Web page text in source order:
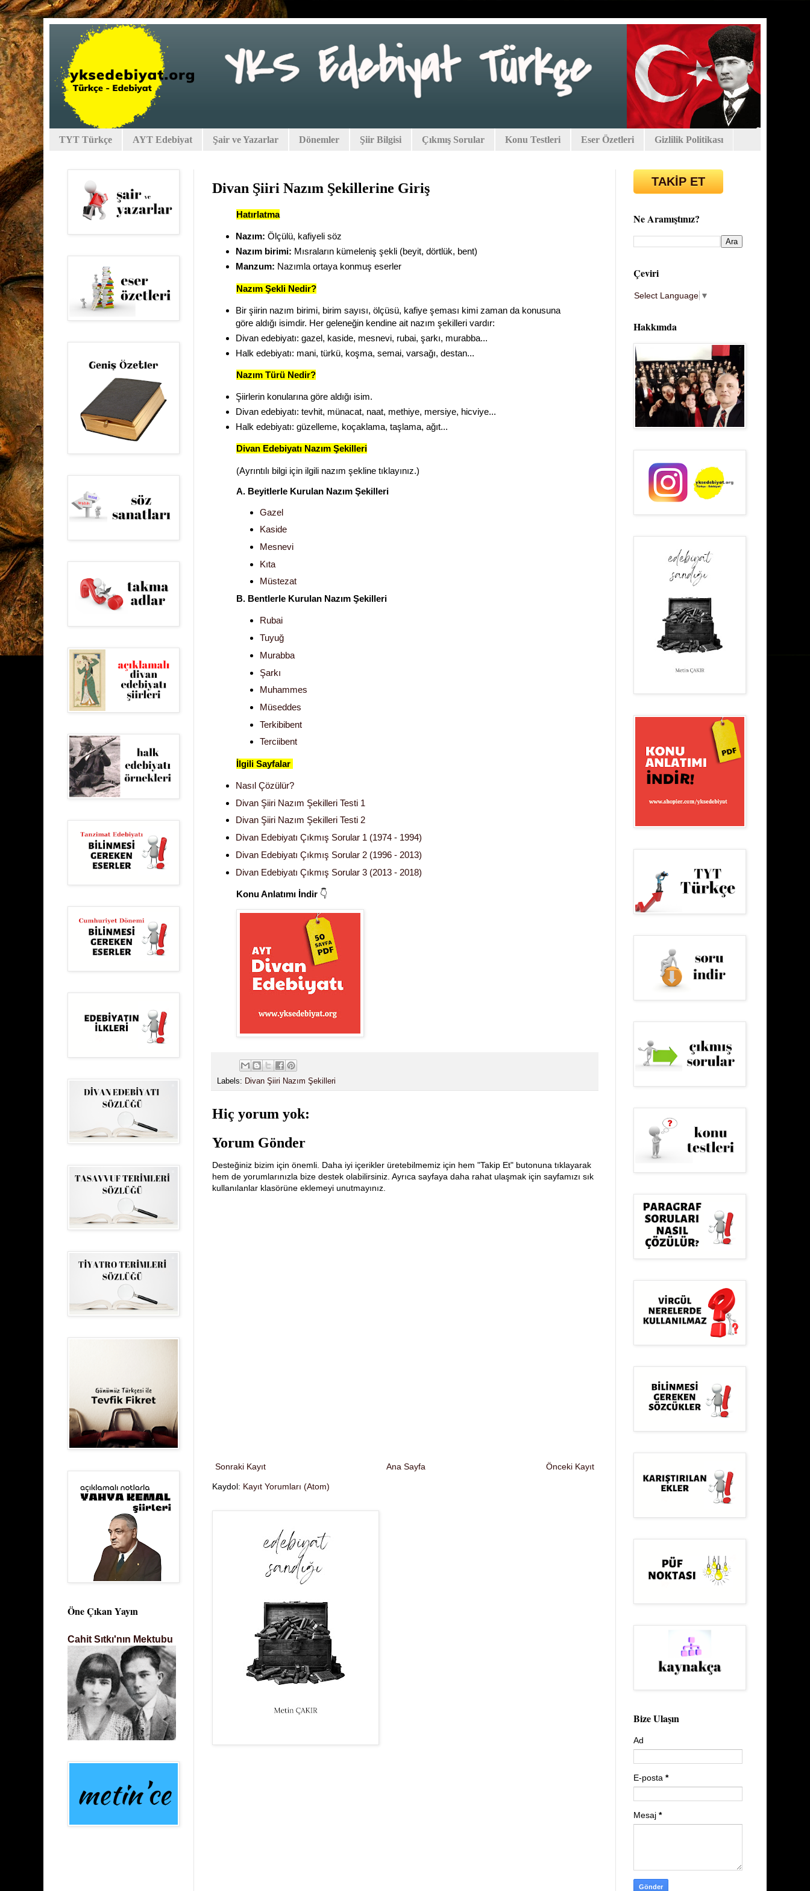
TYT Türkçe AYT Edebiyat Şair ve Yazarlar Dönemler Şiir Bilgisi Çıkmış Sorular Konu Testleri Eser Özetleri Gizlilik Politikası
Divan Şiiri Nazım Şekillerine Giriş
Hatırlatma
Nazım: Ölçülü, kafiyeli söz
Nazım birimi: Mısraların kümeleniş şekli (beyit, dörtlük, bent)
Manzum: Nazımla ortaya konmuş eserler
Nazım Şekli Nedir?
Bir şiirin nazım birimi, birim sayısı, ölçüsü, kafiye şeması kimi zaman da konusuna
göre aldığı isimdir. Her geleneğin kendine ait nazım şekilleri vardır:
Divan edebiyatı: gazel, kaside, mesnevi, rubai, şarkı, murabba...
Halk edebiyatı: mani, türkü, koşma, semai, varsağı, destan...
Nazım Türü Nedir?
Şiirlerin konularına göre aldığı isim.
Divan edebiyatı: tevhit, münacat, naat, methiye, mersiye, hicviye...
Halk edebiyatı: güzelleme, koçaklama, taşlama, ağıt...
Divan Edebiyatı Nazım Şekilleri
(Ayrıntılı bilgi için ilgili nazım şekline tıklayınız.)
A. Beyitlerle Kurulan Nazım Şekilleri
Gazel
Kaside
Mesnevi
Kıta
Müstezat
B. Bentlerle Kurulan Nazım Şekilleri
Rubai
Tuyuğ
Murabba
Şarkı
Muhammes
Müseddes
Terkibibent
Terciibent
İlgili Sayfalar
Nasıl Çözülür?
Divan Şiiri Nazım Şekilleri Testi 1
Divan Şiiri Nazım Şekilleri Testi 2
Divan Edebiyatı Çıkmış Sorular 1 (1974 - 1994)
Divan Edebiyatı Çıkmış Sorular 2 (1996 - 2013)
Divan Edebiyatı Çıkmış Sorular 3 (2013 - 2018)
Konu Anlatımı İndir 👇
Labels: Divan Şiiri Nazım Şekilleri
Hiç yorum yok:
Yorum Gönder
Desteğiniz bizim için önemli. Daha iyi içerikler üretebilmemiz için hem "Takip Et" butonuna tıklayarak
hem de yorumlarınızla bize destek olabilirsiniz. Ayrıca sayfaya daha rahat ulaşmak için sayfamızı sık
kullanılanlar klasörüne eklemeyi unutmayınız.
Sonraki Kayıt Önceki Kayıt
Ana Sayfa
Kaydol: Kayıt Yorumları (Atom)
Öne Çıkan Yayın
Cahit Sıtkı'nın Mektubu
TAKİP ET
Ne Aramıştınız?
Çeviri
Select Language ▼
Hakkımda
Bize Ulaşın
Ad
E-posta *
Mesaj *